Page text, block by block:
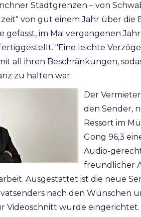
Stadtgrenzen – von
von gut einem Jahr über die
gefasst, im Mai vergangenen
"Eine leichte
all ihren Beschränkungen,
zu halten war.
Der
den Sender,
Ressort im
Gong 96,3
Audio-
freundlicher
Ausgestattet ist die neue
nach den Wünschen
Videoschnitt wurde eingerichtet.